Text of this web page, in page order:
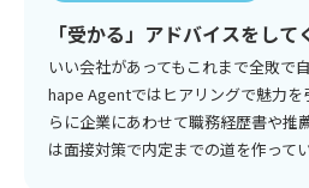
「受かる」アドバイスをして
いい会社があってもこれまで全敗で
hape Agentではヒアリングで魅力を
らに企業にあわせて職務経歴書や推
は面接対策で内定までの道を作って